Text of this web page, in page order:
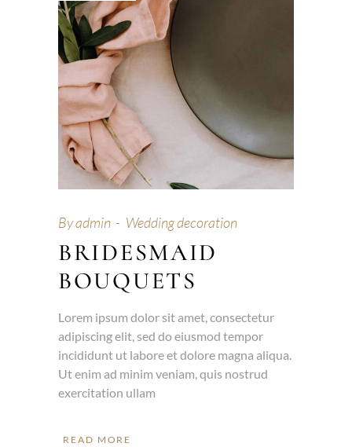
Byadmin Wedding decoration
BRIDESMAID
BOUQUETS
Lorem ipsum dolor sit amet, consectetur
adipiscing elit, sed do eiusmod tempor
incididunt ut labore et dolore magna aliqua.
Ut enim ad minim veniam, quis nostrud
exercitation ullam
READ MORE